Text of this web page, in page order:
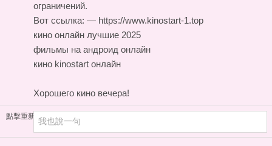
ограничений.
Вот ссылка: — https://www.kinostart-1.top
кино онлайн лучшие 2025
фильмы на андроид онлайн
кино kinostart онлайн
Хорошего кино вечера!
點擊重新加載